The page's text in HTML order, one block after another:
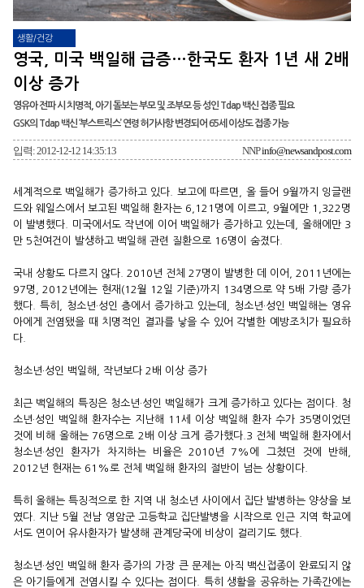
생활/건강
영국, 미국 백일해 급증…한국도 환자 1년 새 2배
이상 증가
영유아 전파 시 치명적, 아기 돌보는 부모 및 조부모 등 성인 Tdap 백신 접종 필요
GSK의 Tdap 백신 ‘부스트릭스’ 연령 허가사항 변경되어 65세 이상도 접종 가능
입력: 2012-12-12 14:35:13 NNPinfo@newsandpost.com
세계적으로 백일해가 증가하고 있다. 보고에 따르면, 올 들어 9월까지 잉글랜
드와 웨일스에서 보고된 백일해 환자는 6,121명에 이르고, 9월에만 1,322명
이 발병했다. 미국에서도 작년에 이어 백일해가 증가하고 있는데, 올해에만 3
만 5천여건이 발생하고 백일해 관련 질환으로 16명이 숨졌다.
국내 상황도 다르지 않다. 2010년 전체 27명이 발병한 데 이어, 2011년에는
97명, 2012년에는 현재(12월 12일 기준)까지 134명으로 약 5배 가량 증가
했다. 특히, 청소년·성인 층에서 증가하고 있는데, 청소년·성인 백일해는 영유
아에게 전염됐을 때 치명적인 결과를 낳을 수 있어 각별한 예방조치가 필요하
다.
청소년·성인 백일해, 작년보다 2배 이상 증가
최근 백일해의 특징은 청소년·성인 백일해가 크게 증가하고 있다는 점이다. 청
소년·성인 백일해 환자수는 지난해 11세 이상 백일해 환자 수가 35명이었던
것에 비해 올해는 76명으로 2배 이상 크게 증가했다.3 전체 백일해 환자에서
청소년·성인 환자가 차지하는 비율은 2010년 7%에 그쳤던 것에 반해,
2012년 현재는 61%로 전체 백일해 환자의 절반이 넘는 상황이다.
특히 올해는 특징적으로 한 지역 내 청소년 사이에서 집단 발병하는 양상을 보
였다. 지난 5월 전남 영암군 고등학교 집단발병을 시작으로 인근 지역 학교에
서도 연이어 유사환자가 발생해 관계당국에 비상이 걸리기도 했다.
청소년·성인 백일해 환자 증가의 가장 큰 문제는 아직 백신접종이 완료되지 않
은 아기들에게 전염시킬 수 있다는 점이다. 특히 생활을 공유하는 가족간에는